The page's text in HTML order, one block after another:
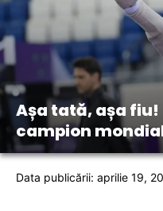
Așa tată, așa
campion
Data publicării: aprilie 19,